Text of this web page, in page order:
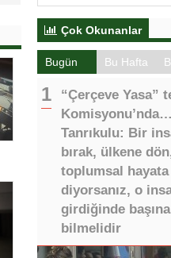
Çok Okunanlar
Bugün Bu Hafta
“Çerçeve Yasa”
Tanrıkulu: Bir
bırak, ülkene
toplumsal hayata
diyorsanız, o
girdiğinde
bilmelidir